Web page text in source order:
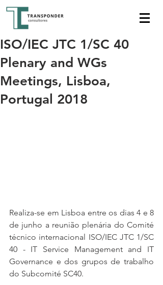
ISO/IEC JTC 1/SC 40
Plenary and WGs
Meetings, Lisboa,
Portugal 2018
Realiza-se em Lisboa entre os dias 4 e 8
de junho a reunião plenária do Comité
técnico internacional ISO/IEC JTC 1/SC
40 - IT Service Management and IT
Governance e dos grupos de trabalho
do Subcomité SC40.